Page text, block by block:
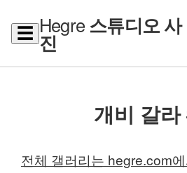
☰ Hegre스튜디오 사
진
개비 갈라
전체 갤러리는 hegre.com